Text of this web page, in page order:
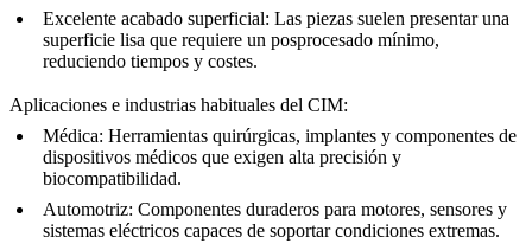
Excelente acabado superficial: Las piezas suelen presentar una
superficie lisa que requiere un posprocesado mínimo,
reduciendo tiempos y costes.
Aplicaciones e industrias habituales del CIM:
Médica: Herramientas quirúrgicas, implantes y componentes de
dispositivos médicos que exigen alta precisión y
biocompatibilidad.
Automotriz: Componentes duraderos para motores, sensores y
sistemas eléctricos capaces de soportar condiciones extremas.